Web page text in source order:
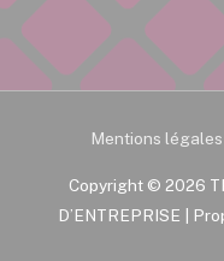
Mentions légales
Copyright © 2026
D’ENTREPRISE |